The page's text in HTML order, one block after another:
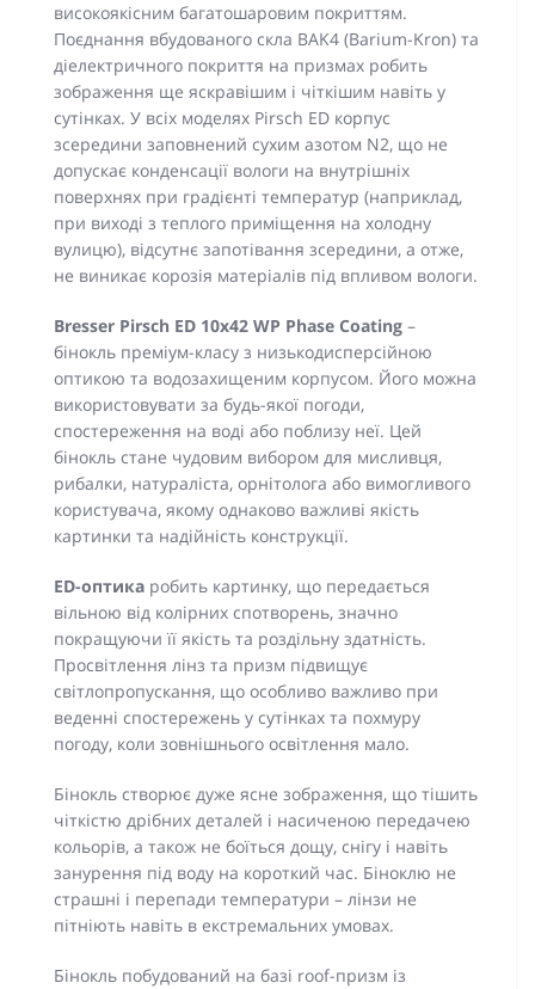
високоякісним багатошаровим покриттям.
Поєднання вбудованого скла BAK4 (Barium-Kron) та
діелектричного покриття на призмах робить
зображення ще яскравішим і чіткішим навіть у
сутінках. У всіх моделях Pirsch ED корпус
зсередини заповнений сухим азотом N2, що не
допускає конденсації вологи на внутрішніх
поверхнях при градієнті температур (наприклад,
при виході з теплого приміщення на холодну
вулицю), відсутнє запотівання зсередини, а отже,
не виникає корозія матеріалів під впливом вологи.
Bresser Pirsch ED 10x42 WP Phase Coating –
бінокль преміум-класу з низькодисперсійною
оптикою та водозахищеним корпусом. Його можна
використовувати за будь-якої погоди,
спостереження на воді або поблизу неї. Цей
бінокль стане чудовим вибором для мисливця,
рибалки, натураліста, орнітолога або вимогливого
користувача, якому однаково важливі якість
картинки та надійність конструкції.
ED-оптика робить картинку, що передається
вільною від колірних спотворень, значно
покращуючи її якість та роздільну здатність.
Просвітлення лінз та призм підвищує
світлопропускання, що особливо важливо при
веденні спостережень у сутінках та похмуру
погоду, коли зовнішнього освітлення мало.
Бінокль створює дуже ясне зображення, що тішить
чіткістю дрібних деталей і насиченою передачею
кольорів, а також не боїться дощу, снігу і навіть
занурення під воду на короткий час. Біноклю не
страшні і перепади температури – лінзи не
пітніють навіть в екстремальних умовах.
Бінокль побудований на базі roof-призм із